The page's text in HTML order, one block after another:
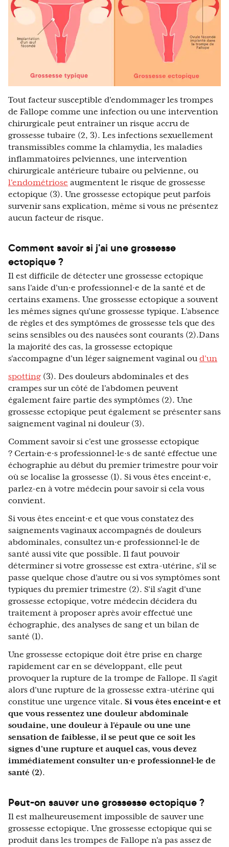
Tout facteur susceptible d'endommager les trompes
de Fallope comme une infection ou une intervention
chirurgicale peut entraîner un risque accru de
grossesse tubaire (2, 3). Les infections sexuellement
transmissibles comme la chlamydia, les maladies
inflammatoires pelviennes, une intervention
chirurgicale antérieure tubaire ou pelvienne, ou
l'endométriose augmentent le risque de grossesse
ectopique (3). Une grossesse ectopique peut parfois
survenir sans explication, même si vous ne présentez
aucun facteur de risque.
Comment savoir si j'ai une grossesse
ectopique ?
Il est difficile de détecter une grossesse ectopique
sans l'aide d'un·e professionnel·e de la santé et de
certains examens. Une grossesse ectopique a souvent
les mêmes signes qu'une grossesse typique. L'absence
de règles et des symptômes de grossesse tels que des
seins sensibles ou des nausées sont courants (2).Dans
la majorité des cas, la grossesse ectopique
s'accompagne d'un léger saignement vaginal ou d'un
spotting (3). Des douleurs abdominales et des
crampes sur un côté de l'abdomen peuvent
également faire partie des symptômes (2). Une
grossesse ectopique peut également se présenter sans
saignement vaginal ni douleur (3).
Comment savoir si c'est une grossesse ectopique
? Certain·e·s professionnel·le·s de santé effectue une
échographie au début du premier trimestre pour voir
où se localise la grossesse (1). Si vous êtes enceint·e,
parlez-en à votre médecin pour savoir si cela vous
convient.
Si vous êtes enceint·e et que vous constatez des
saignements vaginaux accompagnés de douleurs
abdominales, consultez un·e professionnel·le de
santé aussi vite que possible. Il faut pouvoir
déterminer si votre grossesse est extra-utérine, s'il se
passe quelque chose d'autre ou si vos symptômes sont
typiques du premier trimestre (2). S'il s'agit d'une
grossesse ectopique, votre médecin décidera du
traitement à proposer après avoir effectué une
échographie, des analyses de sang et un bilan de
santé (1).
Une grossesse ectopique doit être prise en charge
rapidement car en se développant, elle peut
provoquer la rupture de la trompe de Fallope. Il s'agit
alors d'une rupture de la grossesse extra-utérine qui
constitue une urgence vitale. Si vous êtes enceint·e et
que vous ressentez une douleur abdominale
soudaine, une douleur à l'épaule ou une une
sensation de faiblesse, il se peut que ce soit les
signes d'une rupture et auquel cas, vous devez
immédiatement consulter un·e professionnel·le de
santé (2).
Peut-on sauver une grossesse ectopique ?
Il est malheureusement impossible de sauver une
grossesse ectopique. Une grossesse ectopique qui se
produit dans les trompes de Fallope n'a pas assez de